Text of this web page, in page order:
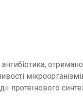
протеїнового